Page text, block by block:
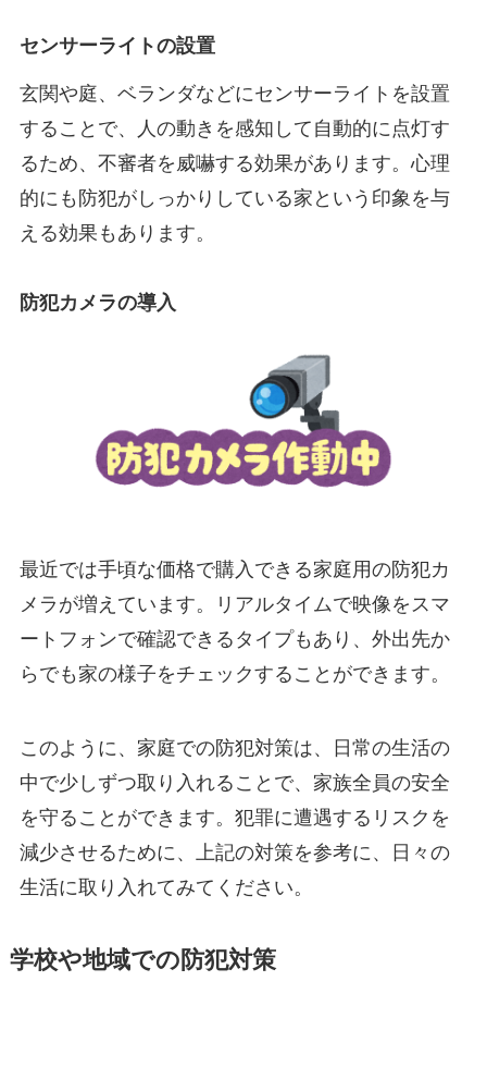
センサーライトの設置
玄関や庭、ベランダなどにセンサーライトを設置
することで、人の動きを感知して自動的に点灯す
るため、不審者を威嚇する効果があります。心理
的にも防犯がしっかりしている家という印象を与
える効果もあります。
防犯カメラの導入
最近では手頃な価格で購入できる家庭用の防犯カ
メラが増えています。リアルタイムで映像をスマ
ートフォンで確認できるタイプもあり、外出先か
らでも家の様子をチェックすることができます。
このように、家庭での防犯対策は、日常の生活の
中で少しずつ取り入れることで、家族全員の安全
を守ることができます。犯罪に遭遇するリスクを
減少させるために、上記の対策を参考に、日々の
生活に取り入れてみてください。
学校や地域での防犯対策